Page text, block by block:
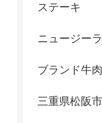
ステーキ
ニュージー
ブランド牛
三重県松阪市